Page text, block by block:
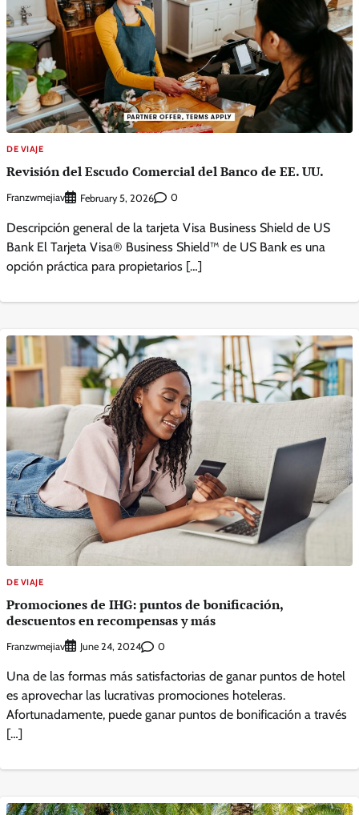
DE VIAJE
Revisión del Escudo Comercial del Banco de EE. UU.
Franzwmejiav February 5, 2026 0
Descripción general de la tarjeta Visa Business Shield de US
Bank El Tarjeta Visa® Business Shield™ de US Bank es una
opción práctica para propietarios […]
DE VIAJE
Promociones de IHG: puntos de bonificación,
descuentos en recompensas y más
Franzwmejiav June 24, 2024 0
Una de las formas más satisfactorias de ganar puntos de hotel
es aprovechar las lucrativas promociones hoteleras.
Afortunadamente, puede ganar puntos de bonificación a través
[…]